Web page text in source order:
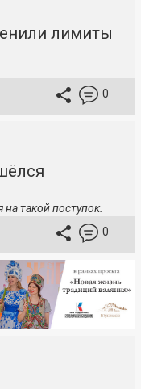
лимиты
0
такой поступок.
0